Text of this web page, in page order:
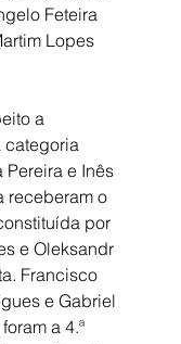
Feteira
Lopes
a
categoria
Pereira e Inês
receberam o
por
e Oleksandr
Francisco
e Gabriel
a 4.ª